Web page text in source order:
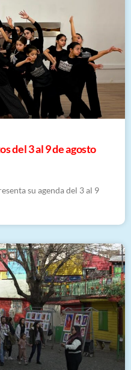
del 3 al 9 de agosto
su agenda del 3 al 9